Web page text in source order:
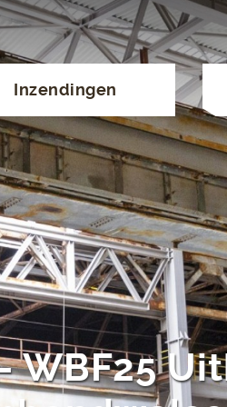
Inzendingen
WBF25